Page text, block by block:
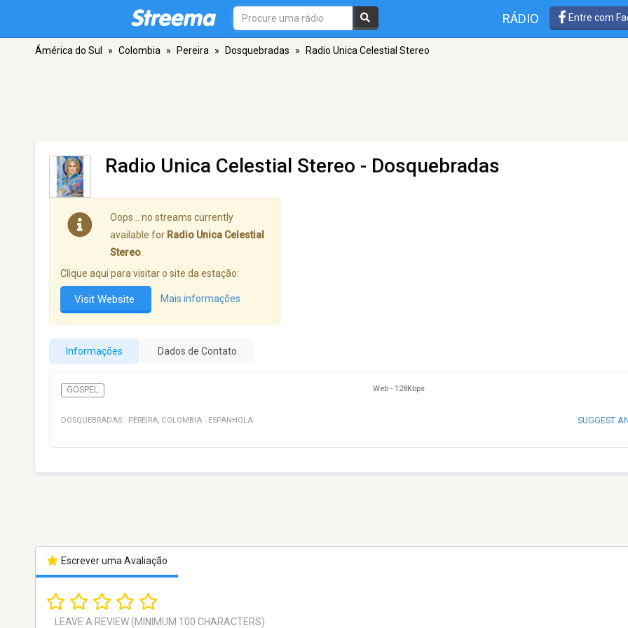
RÁDIO Entre com
Ámérica do Sul » Colombia » Pereira » Dosquebradas » Radio Unica Celestial Stereo
Radio Unica Celestial Stereo - Dosquebradas
Oops… no streams currently
available for Radio Unica Celestial
Stereo
Clique aqui para visitar o site da estação:
Visit Website Mais informações
Informações Dados de Contato
GOSPEL Web - 128Kbps
DOSQUEBRADAS · PEREIRA, COLOMBIA · ESPANHOLA SUGGEST
Escrever uma Avaliação